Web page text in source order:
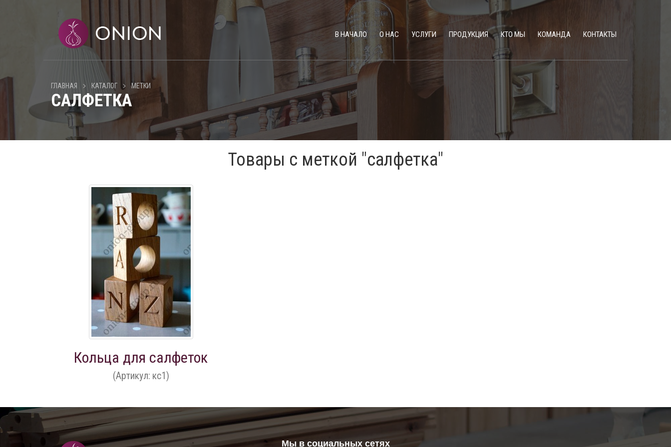
В НАЧАЛО О НАС УСЛУГИ ПРОДУКЦИЯ КТО МЫ КОМАНДА КОНТАКТЫ
ГЛАВНАЯ > КАТАЛОГ > МЕТКИ
САЛФЕТКА
Товары с меткой "салфетка"
Кольца для салфеток
(Артикул: кс1)
Мы в социальных сетях